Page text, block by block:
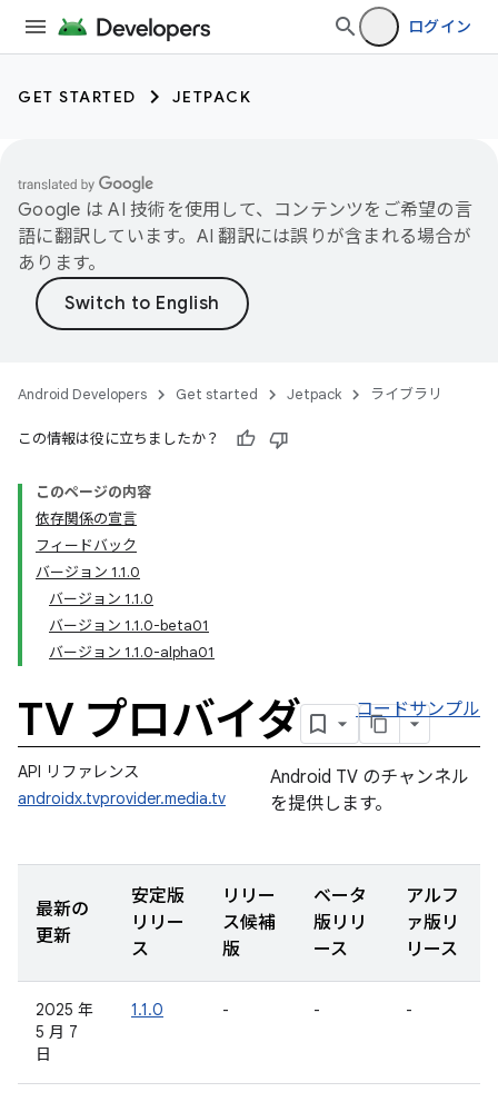
ログイン
GET STARTED JETPACK
Google は AI 技術を使用して、コンテンツをご希望の言
語に翻訳しています。AI 翻訳には誤りが含まれる場合が
あります。
Android Developers Get started Jetpack ライブラリ
この情報は役に立ちましたか？
このページの内容
依存関係の宣言
フィードバック
バージョン 1.1.0
バージョン 1.1.0
バージョン 1.1.0-beta01
バージョン 1.1.0-alpha01
TV プロバイダ コードサンプル
API リファレンス
androidx.tvprovider.media.tv
Android TV のチャンネル
を提供します。
最新の
更新
安定版
リリー
ス
リリー
ス候補
版
ベータ
版リリ
ース
アルフ
ァ版リ
リース
2025 年
5 月 7
日
1.1.0 - - -